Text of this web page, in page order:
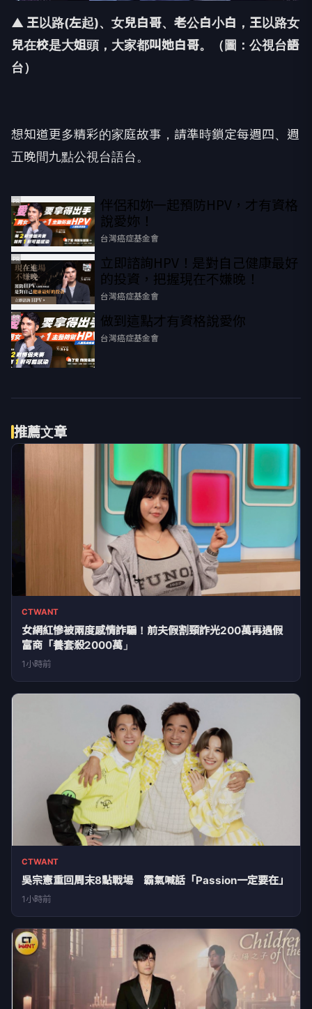
▲ 王以路(左起)、女兒白哥、老公白小白，王以路女
兒在校是大姐頭，大家都叫她白哥。（圖：公視台語
台）
想知道更多精彩的家庭故事，請準時鎖定每週四、 週
五晚間九點公視台語台。
PR
伴侶和妳一起預防HPV，才有資格
說愛妳！
台灣癌症基金會
PR
立即諮詢HPV！是對自己健康最好
的投資，把握現在不嫌晚！
台灣癌症基金會
PR 做到這點才有資格說愛你
台灣癌症基金會
推薦文章
CTWANT
女網紅慘被兩度感情詐騙！前夫假割頸詐光200萬再遇假
富商「養套殺2000萬」
1小時前
CTWANT
吳宗憲重回周末8點戰場 霸氣喊話「Passion一定要在」
1小時前